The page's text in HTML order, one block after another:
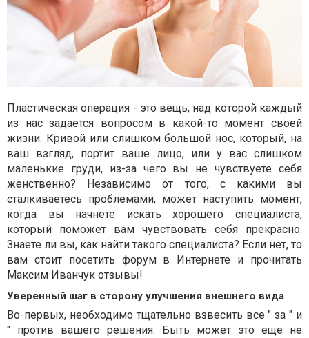
Пластическая операция - это вещь, над которой каждый
из нас задается вопросом в какой-то момент своей
жизни. Кривой или слишком большой нос, который, на
ваш взгляд, портит ваше лицо, или у вас слишком
маленькие груди, из-за чего вы не чувствуете себя
женственно? Независимо от того, с какими вы
сталкиваетесь проблемами, может наступить момент,
когда вы начнете искать хорошего специалиста,
который поможет вам чувствовать себя прекрасно.
Знаете ли вы, как найти такого специалиста? Если нет, то
вам стоит посетить форум в Интернете и прочитать
Максим Иванчук отзывы!
Уверенный шаг в сторону улучшения внешнего вида
Во-первых, необходимо тщательно взвесить все " за " и
" против вашего решения. Быть может это еще не